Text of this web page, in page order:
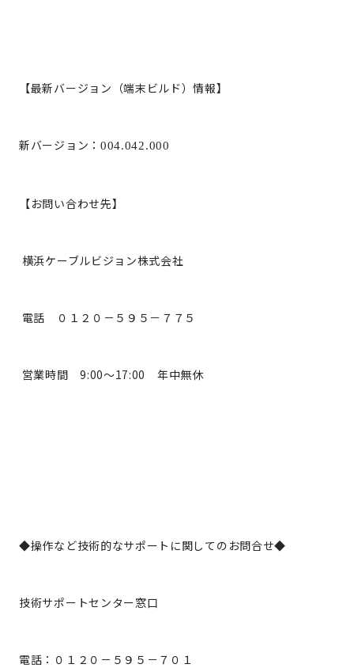
【最新バージョン（端末ビルド）情報】
新バージョン： 004.042.000
【お問い合わせ先】
横浜ケーブルビジョン株式会社
電話 ０１２０－５９５－７７５
営業時間 9:00～17:00 年中無休
◆操作など技術的なサポートに関してのお問合せ◆
技術サポートセンター窓口
電話：０１２０－５９５－７０１